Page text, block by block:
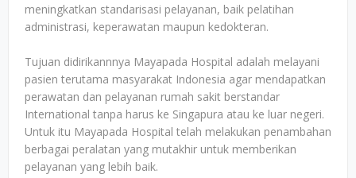
meningkatkan standarisasi pelayanan, baik pelatihan
administrasi, keperawatan maupun kedokteran.
Tujuan didirikannnya Mayapada Hospital adalah melayani
pasien terutama masyarakat Indonesia agar mendapatkan
perawatan dan pelayanan rumah sakit berstandar
International tanpa harus ke Singapura atau ke luar negeri.
Untuk itu Mayapada Hospital telah melakukan penambahan
berbagai peralatan yang mutakhir untuk memberikan
pelayanan yang lebih baik.